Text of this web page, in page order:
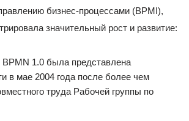
бизнес-процессами (BPMI),
значительный рост и развитие:
1.0 была представлена
в мае 2004 года после более чем
труда Рабочей группы по